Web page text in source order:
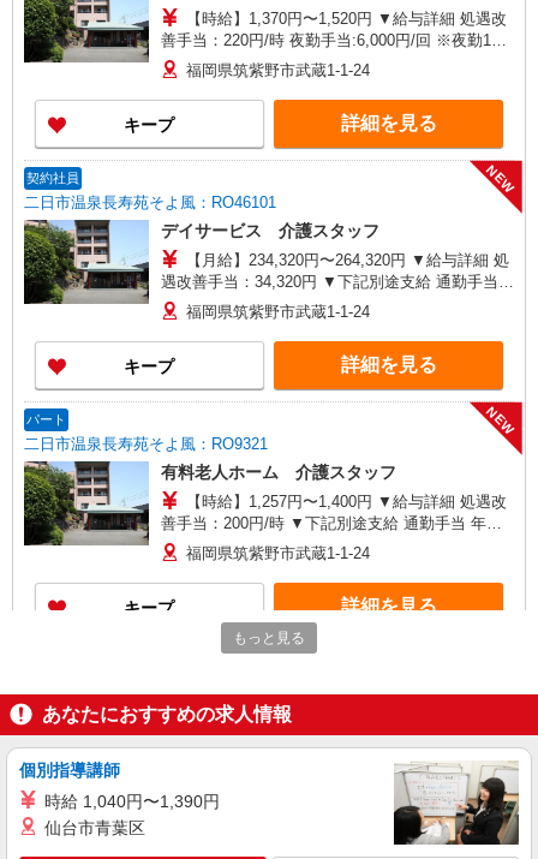
【時給】1,370円〜1,520円 ▼給与詳細 処遇改
善手当：220円/時 夜勤手当:6,000円/回 ※夜勤1回
あたり27,920〜30,320円（処遇改善手当含） ▼下
記別途支給 通勤手当 年末年始手当：380円/時 寸
志あり：年2回（6月・12月） ※業績による ※処
遇改善手当は試用期間中(3ヶ月)は支給なし
福岡県筑紫野市武蔵1-1-24
キープ 詳細を見る
契約社員
二日市温泉長寿苑そよ風：RO46101
NEW
デイサービス 介護スタッフ
【月給】234,320円〜264,320円 ▼給与詳細 処
遇改善手当：34,320円 ▼下記別途支給 通勤手当
年末年始手当：380円/時 ※12/300時〜1/324時 寸
志あり：年2回（6月・12月） ※業績による 特別
報酬：平均33.8万円（最高額130万円） ※2025年6
月支給実績 ※処遇改善手当は試用期間中(3ヶ月)は
支給なし
福岡県筑紫野市武蔵1-1-24
キープ 詳細を見る
パート
二日市温泉長寿苑そよ風：RO9321
NEW
有料老人ホーム 介護スタッフ
【時給】1,257円〜1,400円 ▼給与詳細 処遇改
善手当：200円/時 ▼下記別途支給 通勤手当 年末
年始手当：380円/時 寸志あり：年2回（6月・12
月） ※業績による ※処遇改善手当は試用期間中(3
ヶ月)は支給なし
福岡県筑紫野市武蔵1-1-24
キープ 詳細を見る
グループホーム 介護スタッフ
【月給】265,920円〜295,920円 ▼給与詳細 処
遇改善手当：35,920円 夜勤手当：30,000円（5回
分） ※6回目以降は1回6,000円支給 ▼下記別途支
給 通勤手当 年末年始手当：380円/時 寸志あり：
年2回（6月・12月） ※業績による 特別報酬：平
福岡県筑紫野市武蔵1-1-24
詳細を見る
もっと見る
あなたにおすすめの求人情報
個別指導講師
時給 1,040円〜1,390円
仙台市青葉区